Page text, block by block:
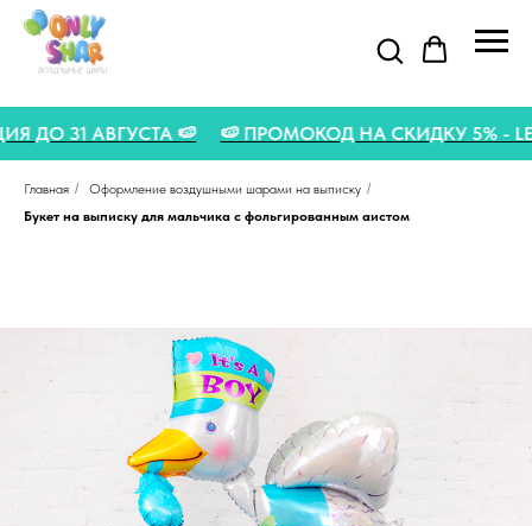
ДО 31 АВГУСТА 🍉 🍉 ПРОМОКОД НА СКИДКУ 5% -
Главная / Оформление воздушными шарами на выписку /
Букет на выписку для мальчика с фольгированным аистом